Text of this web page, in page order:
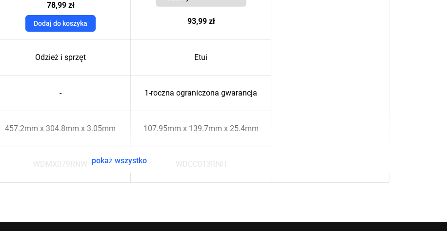
78,99 zł
Dodaj do koszyka 93,99 zł
Odzież i sprzęt Etui
- 1-roczna ograniczona gwarancja
457.2mm x 304.8mm x 3.05mm 107.95mm x 139.7mm x 25.4mm
WDMX079RNW WDCC013RNH
pokaż wszystko